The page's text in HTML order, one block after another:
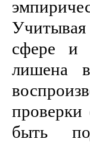
Учитывая
сфере и
лишена
быть